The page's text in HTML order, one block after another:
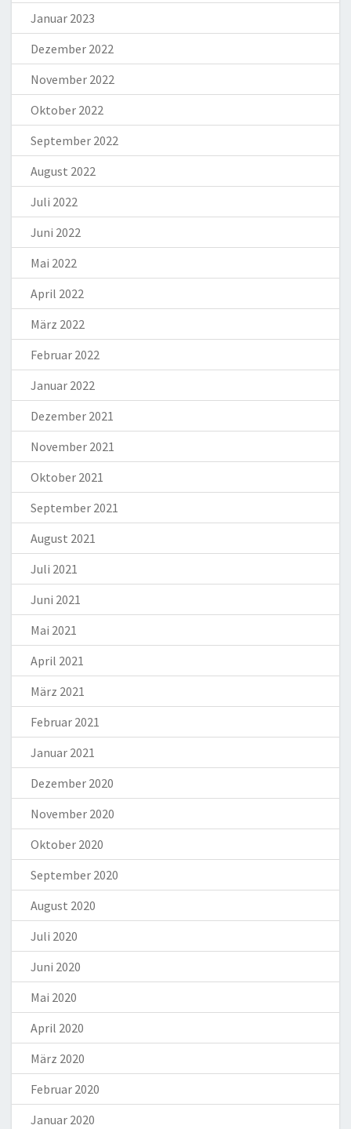
Januar 2023
Dezember 2022
November 2022
Oktober 2022
September 2022
August 2022
Juli 2022
Juni 2022
Mai 2022
April 2022
März 2022
Februar 2022
Januar 2022
Dezember 2021
November 2021
Oktober 2021
September 2021
August 2021
Juli 2021
Juni 2021
Mai 2021
April 2021
März 2021
Februar 2021
Januar 2021
Dezember 2020
November 2020
Oktober 2020
September 2020
August 2020
Juli 2020
Juni 2020
Mai 2020
April 2020
März 2020
Februar 2020
Januar 2020